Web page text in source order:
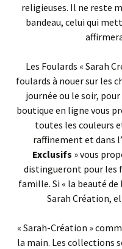
religieuses. Il ne reste
bandeau, celui qui
Les Foulards « Sarah
foulards à nouer sur les
journée ou le soir,
boutique en ligne vous
toutes les couleurs
raffinement et dans
Exclusifs » vous
distingueront pour les
famille. Si « la beauté
Sarah Création,
« Sarah-Création »
la main. Les collections